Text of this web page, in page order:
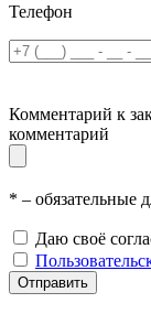
Телефон
Комментарий к
комментарий
* – обязательные
Даю своё
Отправить